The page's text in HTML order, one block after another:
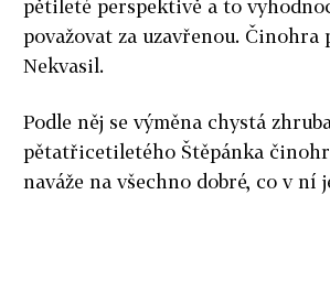
pětileté perspektivě a to
považovat za uzavřenou.
Nekvasil.
Podle něj se výměna chystá
pětatřicetiletého Štěpánka
naváže na všechno dobré, co v ní